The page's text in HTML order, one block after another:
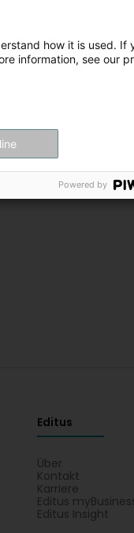
Editus
Über
Kontakt
Karriere
Editus
Editus Insight
how it is used. If
information, see our
Powered by